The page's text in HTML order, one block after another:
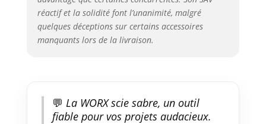
sur eu.worx.com
réactif et la solidité font l’unanimité, malgré
quelques déceptions sur certains accessoires
manquants lors de la livraison.
💬 La WORX scie sabre, un outil
fiable pour vos projets audacieux.